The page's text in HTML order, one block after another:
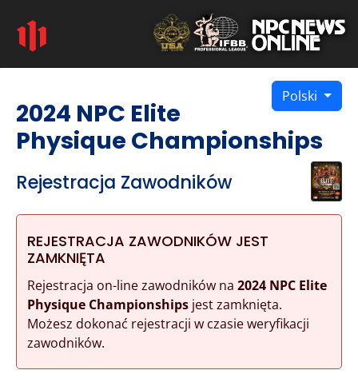
Polski
2024 NPC Elite
Physique Championships
Rejestracja Zawodników
REJESTRACJA ZAWODNIKÓW JEST
ZAMKNIĘTA
Rejestracja on-line zawodników na 2024 NPC Elite
Physique Championshipsjest zamknięta.
Możesz dokonać rejestracji w czasie weryfikacji
zawodników.